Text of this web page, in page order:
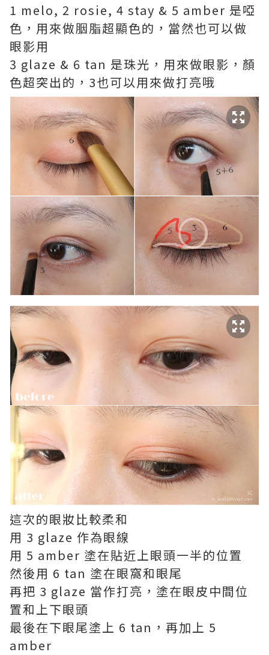
1 melo, 2 rosie, 4 stay & 5 amber 是啞
色，用來做胭脂超顯色的，當然也可以做
眼影用
3 glaze & 6 tan 是珠光，用來做眼影，顏
色超突出的，3也可以用來做打亮哦
這次的眼妝比較柔和
用 3 glaze 作為眼線
用 5 amber 塗在貼近上眼頭一半的位置
然後用 6 tan 塗在眼窩和眼尾
再把 3 glaze 當作打亮，塗在眼皮中間位
置和上下眼頭
最後在下眼尾塗上 6 tan，再加上 5
amber